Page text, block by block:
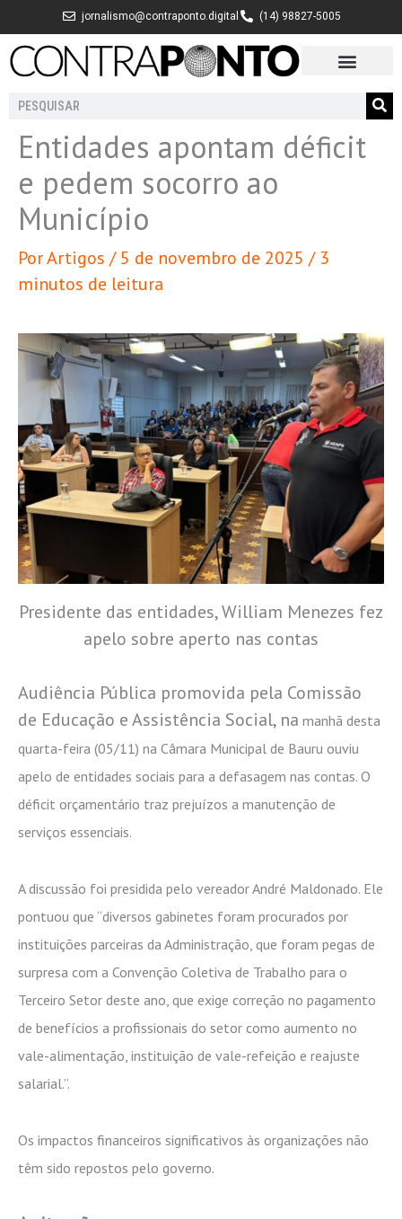
para
jornalismo@contraponto.digital (14) 98827-5005
Pesquisar
Entidades apontam déficit
e pedem socorro ao
Município
PorArtigos /5 de novembro de 2025 / 3
minutos de leitura
Presidente das entidades, William Menezes fez
apelo sobre aperto nas contas
Audiência Pública promovida pela Comissão
de Educação e Assistência Social, na manhã desta
quarta-feira (05/11) na Câmara Municipal de Bauru ouviu
apelo de entidades sociais para a defasagem nas contas. O
déficit orçamentário traz prejuízos a manutenção de
serviços essenciais.
A discussão foi presidida pelo vereador André Maldonado. Ele
pontuou que “diversos gabinetes foram procurados por
instituições parceiras da Administração, que foram pegas de
surpresa com a Convenção Coletiva de Trabalho para o
Terceiro Setor deste ano, que exige correção no pagamento
de benefícios a profissionais do setor como aumento no
vale-alimentação, instituição de vale-refeição e reajuste
salarial.”.
Os impactos financeiros significativos às organizações não
têm sido repostos pelo governo.